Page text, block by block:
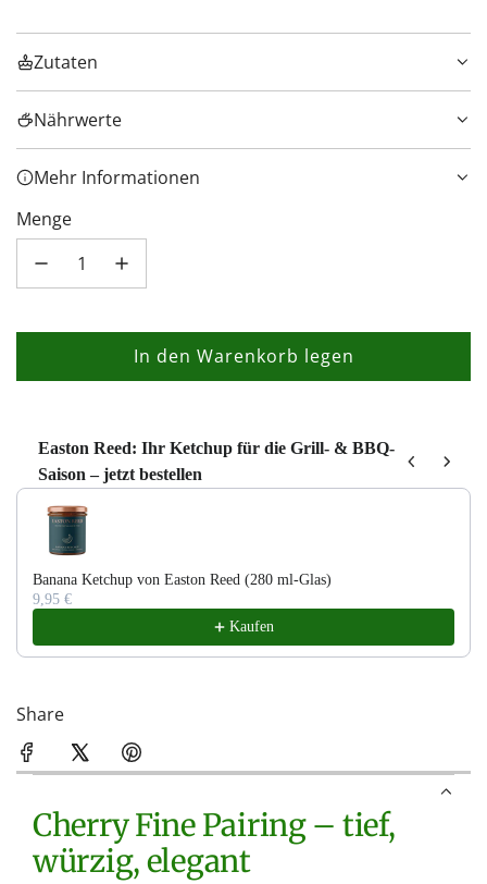
Zutaten
Nährwerte
Mehr Informationen
Menge
In den Warenkorb legen
L
e
Easton Reed: Ihr Ketchup für die Grill- & BBQ-
Saison – jetzt bestellen
Use the Previous and Next buttons to navigate through product
Banana Ketchup von Easton Reed (280 ml-Glas)
9,95 €
Kaufen
Share
Cherry Fine Pairing – tief,
würzig, elegant